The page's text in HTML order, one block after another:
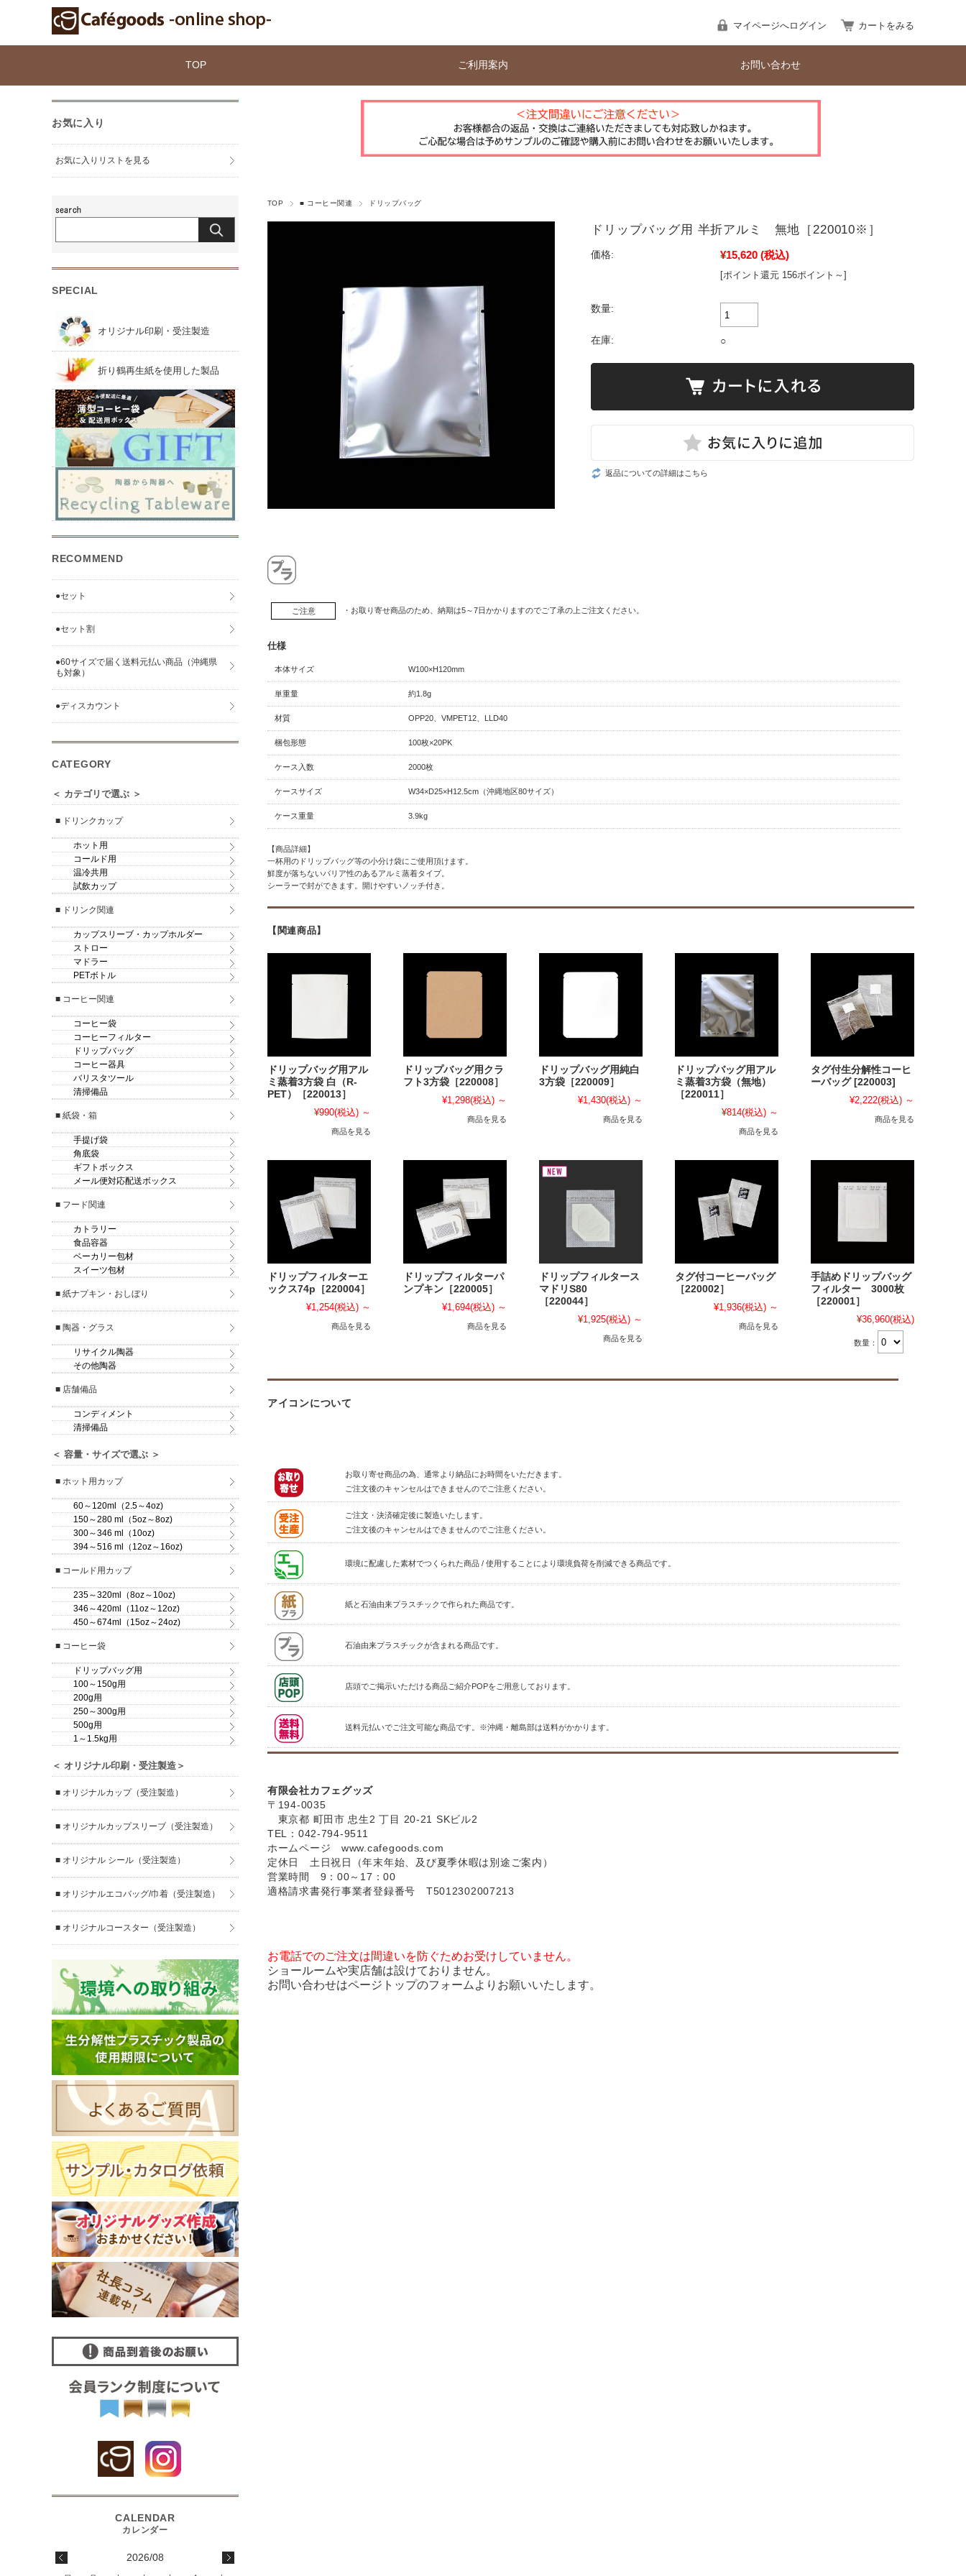
マイページへログイン カートをみる
TOP ご利用案内 お問い合わせ
TOP ■ コーヒー関連 ドリップバッグ
ドリップバッグ用 半折アルミ 無地［220010※］
価格: ¥15,620 (税込)
[ポイント還元 156ポイント～]
数量:
在庫: ○
返品についての詳細はこちら
ご注意 ・お取り寄せ商品のため、納期は5～7日かかりますのでご了承の上ご注文ください。
仕様
本体サイズ W100×H120mm
単重量 約1.8g
材質 OPP20、VMPET12、LLD40
梱包形態 100枚×20PK
ケース入数 2000枚
ケースサイズ W34×D25×H12.5cm（沖縄地区80サイズ）
ケース重量 3.9kg
【商品詳細】
一杯用のドリップバッグ等の小分け袋にご使用頂けます。
鮮度が落ちないバリア性のあるアルミ蒸着タイプ。
シーラーで封ができます。開けやすいノッチ付き。
【関連商品】
ドリップバッグ用アル
ミ蒸着3方袋 白（R-
PET）［220013］
¥990(税込) ～
商品を見る
ドリップバッグ用クラ
フト3方袋［220008］
¥1,298(税込) ～
商品を見る
ドリップバッグ用純白
3方袋［220009］
¥1,430(税込) ～
商品を見る
ドリップバッグ用アル
ミ蒸着3方袋（無地）
［220011］
¥814(税込) ～
商品を見る
タグ付生分解性コーヒ
ーバッグ [220003]
¥2,222(税込) ～
商品を見る
ドリップフィルターエ
ックス74p［220004］
¥1,254(税込) ～
商品を見る
ドリップフィルターパ
ンプキン［220005］
¥1,694(税込) ～
商品を見る
ドリップフィルタース
マドリS80
［220044］
¥1,925(税込) ～
商品を見る
タグ付コーヒーバッグ
［220002］
¥1,936(税込) ～
商品を見る
手詰めドリップバッグ
フィルター 3000枚
［220001］
¥36,960(税込)
数量：
アイコンについて
お取り寄せ商品の為、通常より納品にお時間をいただきます。
ご注文後のキャンセルはできませんのでご注意ください。
ご注文・決済確定後に製造いたします。
ご注文後のキャンセルはできませんのでご注意ください。
環境に配慮した素材でつくられた商品 / 使用することにより環境負荷を削減できる商品です。
紙と石油由来プラスチックで作られた商品です。
石油由来プラスチックが含まれる商品です。
店頭でご掲示いただける商品ご紹介POPをご用意しております。
送料元払いでご注文可能な商品です。※沖縄・離島部は送料がかかります。
有限会社カフェグッズ
〒194-0035
東京都 町田市 忠生2 丁目 20-21 SKビル2
TEL：042-794-9511
ホームページwww.cafegoods.com
定休日 土日祝日（年末年始、及び夏季休暇は別途ご案内）
営業時間 9：00～17：00
適格請求書発行事業者登録番号 T5012302007213
お電話でのご注文は間違いを防ぐためお受けしていません。
ショールームや実店舗は設けておりません。
お問い合わせはページトップのフォームよりお願いいたします。
お気に入り
お気に入りリストを見る
SPECIAL
オリジナル印刷・受注製造
折り鶴再生紙を使用した製品
RECOMMEND
●セット
●セット割
●60サイズで届く送料元払い商品（沖縄県
も対象）
●ディスカウント
CATEGORY
＜ カテゴリで選ぶ ＞
■ ドリンクカップ
ホット用
コールド用
温冷共用
試飲カップ
■ ドリンク関連
カップスリーブ・カップホルダー
ストロー
マドラー
PETボトル
■ コーヒー関連
コーヒー袋
コーヒーフィルター
ドリップバッグ
コーヒー器具
バリスタツール
清掃備品
■ 紙袋・箱
手提げ袋
角底袋
ギフトボックス
メール便対応配送ボックス
■ フード関連
カトラリー
食品容器
ベーカリー包材
スイーツ包材
■ 紙ナプキン・おしぼり
■ 陶器・グラス
リサイクル陶器
その他陶器
■ 店舗備品
コンディメント
清掃備品
＜ 容量・サイズで選ぶ ＞
■ ホット用カップ
60～120ml（2.5～4oz)
150～280 ml（5oz～8oz)
300～346 ml（10oz)
394～516 ml（12oz～16oz)
■ コールド用カップ
235～320ml（8oz～10oz)
346～420ml（11oz～12oz)
450～674ml（15oz～24oz)
■ コーヒー袋
ドリップバッグ用
100～150g用
200g用
250～300g用
500g用
1～1.5kg用
＜ オリジナル印刷・受注製造＞
■ オリジナルカップ（受注製造）
■ オリジナルカップスリーブ（受注製造）
■ オリジナル シール（受注製造）
■ オリジナルエコバッグ/巾着（受注製造）
■ オリジナルコースター（受注製造）
2026/08